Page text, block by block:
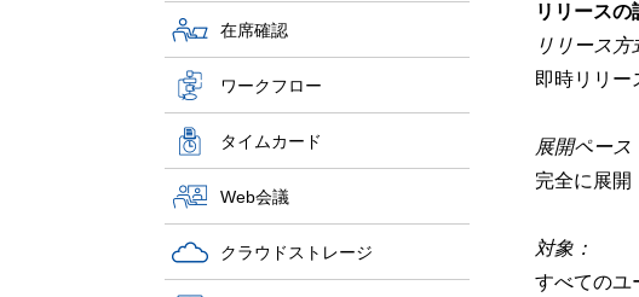
在席確認
ワークフロー
タイムカード
Web会議
クラウドストレージ
リリースの
リリース方
即時リリー
展開ペース
完全に展開
対象：
すべてのユ